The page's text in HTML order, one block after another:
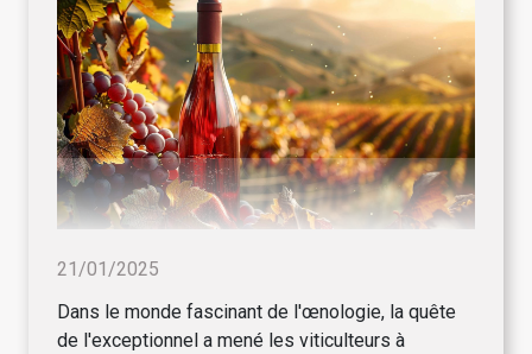
21/01/2025
Dans le monde fascinant de l'œnologie, la quête
de l'exceptionnel a mené les viticulteurs à